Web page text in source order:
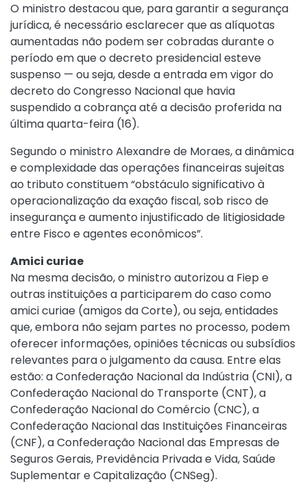
O ministro destacou que, para garantir a segurança
jurídica, é necessário esclarecer que as alíquotas
aumentadas não podem ser cobradas durante o
período em que o decreto presidencial esteve
suspenso — ou seja, desde a entrada em vigor do
decreto do Congresso Nacional que havia
suspendido a cobrança até a decisão proferida na
última quarta-feira (16).
Segundo o ministro Alexandre de Moraes, a dinâmica
e complexidade das operações financeiras sujeitas
ao tributo constituem “obstáculo significativo à
operacionalização da exação fiscal, sob risco de
insegurança e aumento injustificado de litigiosidade
entre Fisco e agentes econômicos”.
Amici curiae
Na mesma decisão, o ministro autorizou a Fiep e
outras instituições a participarem do caso como
amici curiae (amigos da Corte), ou seja, entidades
que, embora não sejam partes no processo, podem
oferecer informações, opiniões técnicas ou subsídios
relevantes para o julgamento da causa. Entre elas
estão: a Confederação Nacional da Indústria (CNI), a
Confederação Nacional do Transporte (CNT), a
Confederação Nacional do Comércio (CNC), a
Confederação Nacional das Instituições Financeiras
(CNF), a Confederação Nacional das Empresas de
Seguros Gerais, Previdência Privada e Vida, Saúde
Suplementar e Capitalização (CNSeg).